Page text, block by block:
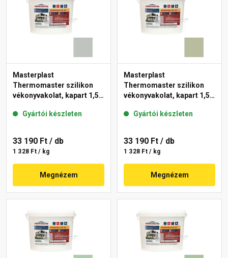
Masterplast
Thermomaster szilikon
vékonyvakolat, kapart 1,5
Gyártói készleten
33 190 Ft / db
1 328 Ft / kg
Megnézem
Masterplast
Thermomaster szilikon
vékonyvakolat, kapart 1,5
Gyártói készleten
33 190 Ft / db
1 328 Ft / kg
Megnézem